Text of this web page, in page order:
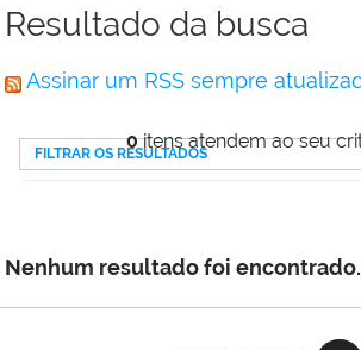
Resultado da busca
Assinar um RSS sempre
0itens atendem ao seu
FILTRAR OS RESULTADOS
Nenhum resultado foi encontrado.